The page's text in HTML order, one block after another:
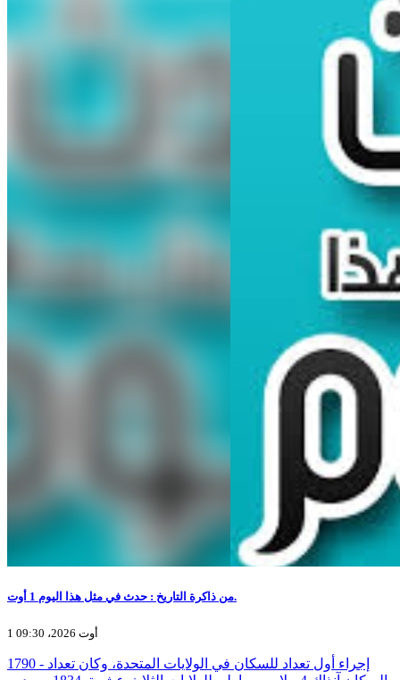
من ذاكرة التاريخ : حدث في مثل هذا اليوم 1 أوت.
1 أوت 2026، 09:30
1790 - إجراء أول تعداد للسكان في الولايات المتحدة، وكان تعداد